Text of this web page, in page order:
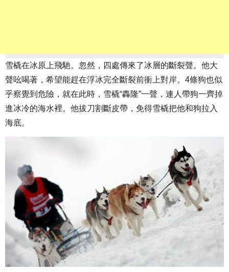
雪橇在冰原上飛馳。忽然，四處傳來了冰層的斷裂聲。他大
聲吆喝著，希望能趕在浮冰完全斷裂前衝上對岸。4條狗也似
乎察覺到危險，就在此時，雪橇“轟隆”一聲，連人帶狗一齊掉
進冰冷的海水裡。他拔刀割斷皮帶，免得雪橇把他和狗拉入
海底。